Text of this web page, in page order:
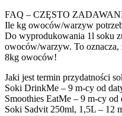
FAQ – CZĘSTO
Ile kg owoców/warzyw
Do wyprodukowania 1l soku
owoców/warzyw. To oznacza,
8kg owoców!
Jaki jest termin przydatności
Soki DrinkMe – 9 m-cy od
Smoothies EatMe – 9 m-cy
Soki Sadvit 250ml, 1,5L – 12